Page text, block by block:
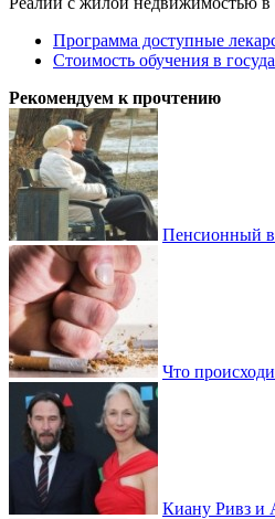
Программа доступные
Стоимость обучения в
Рекомендуем к прочтению
Пенсионный
Что
Киану Ривз и